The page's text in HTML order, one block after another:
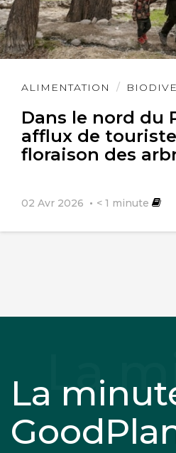
ALIMENTATION
Dans le nord du
afflux de
floraison des
02 Avr 2026 < 1 minute
Lire
La